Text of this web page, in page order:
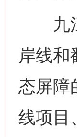
九江
岸线
态屏障
线项目